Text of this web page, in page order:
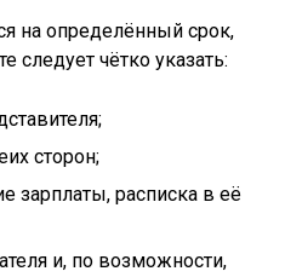
на определённый срок,
следует чётко указать:
сторон;
зарплаты, расписка в её
и, по возможности,